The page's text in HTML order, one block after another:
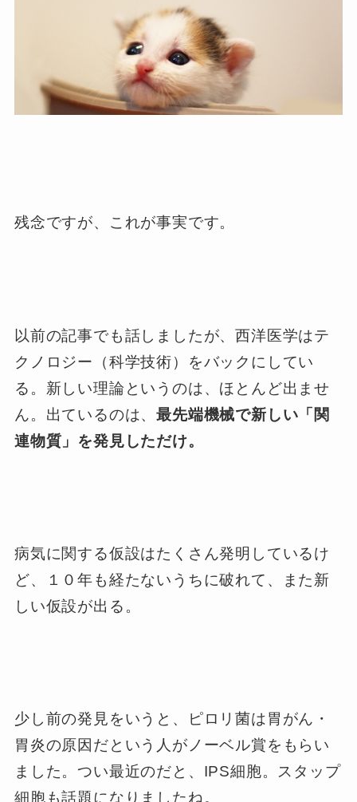
残念ですが、これが事実です。
以前の記事でも話しましたが、西洋医学はテ
クノロジー（科学技術）をバックにしてい
る。新しい理論というのは、ほとんど出ませ
ん。出ているのは、最先端機械で新しい「関
連物質」を発見しただけ。
病気に関する仮設はたくさん発明しているけ
ど、１０年も経たないうちに破れて、また新
しい仮設が出る。
少し前の発見をいうと、ピロリ菌は胃がん・
胃炎の原因だという人がノーベル賞をもらい
ました。つい最近のだと、IPS細胞。スタップ
細胞も話題になりましたね。